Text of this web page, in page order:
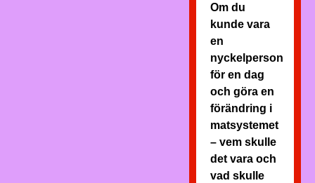
Om du
kunde vara
en
nyckelperson
för en dag
och göra en
förändring i
matsystemet
– vem skulle
det vara och
vad skulle